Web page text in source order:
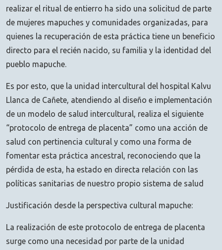
realizar el ritual de entierro ha sido una solicitud de parte
de mujeres mapuches y comunidades organizadas, para
quienes la recuperación de esta práctica tiene un beneficio
directo para el recién nacido, su familia y la identidad del
pueblo mapuche.
Es por esto, que la unidad intercultural del hospital Kalvu
Llanca de Cañete, atendiendo al diseño e implementación
de un modelo de salud intercultural, realiza el siguiente
“protocolo de entrega de placenta” como una acción de
salud con pertinencia cultural y como una forma de
fomentar esta práctica ancestral, reconociendo que la
pérdida de esta, ha estado en directa relación con las
políticas sanitarias de nuestro propio sistema de salud
Justificación desde la perspectiva cultural mapuche:
La realización de este protocolo de entrega de placenta
surge como una necesidad por parte de la unidad